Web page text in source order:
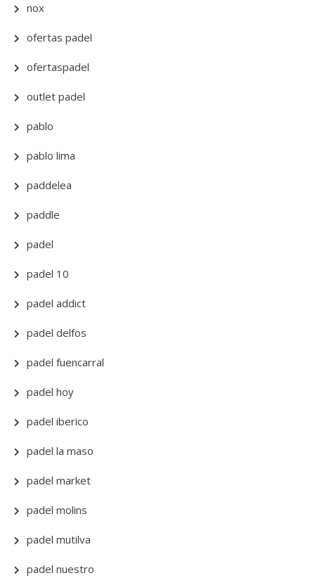
nox
ofertas padel
ofertaspadel
outlet padel
pablo
pablo lima
paddelea
paddle
padel
padel 10
padel addict
padel delfos
padel fuencarral
padel hoy
padel iberico
padel la maso
padel market
padel molins
padel mutilva
padel nuestro